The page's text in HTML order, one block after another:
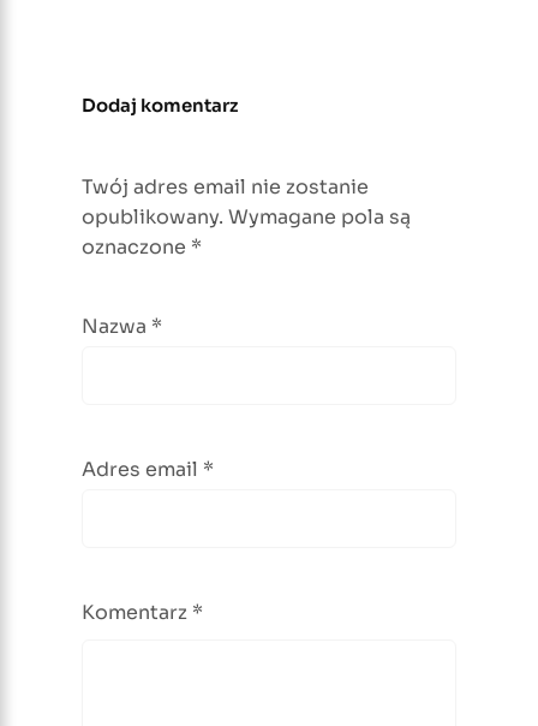
Dodaj komentarz
Twój adres email nie zostanie
opublikowany. Wymagane pola są
oznaczone *
Nazwa *
Adres email *
Komentarz *